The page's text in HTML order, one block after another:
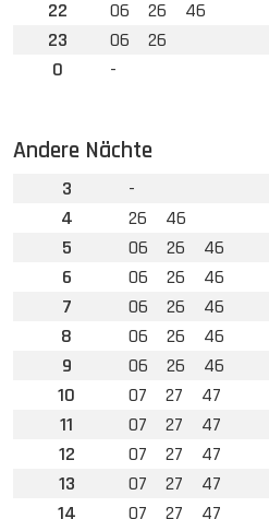
22
06 26
46
23
06
26
0
-
Andere Nächte
3
-
4
26
46
5
06 26
46
6
06 26
46
7
06 26
46
8
06 26
46
9
06 26
46
10
07 27
47
11
07 27
47
12
07 27
47
13
07 27
47
14
07 27 47